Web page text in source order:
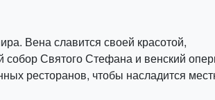
Вена славится своей красотой,
Святого Стефана и венский
ресторанов, чтобы насладится